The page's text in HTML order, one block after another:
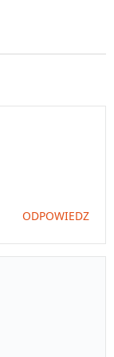
ODPOWIEDZ